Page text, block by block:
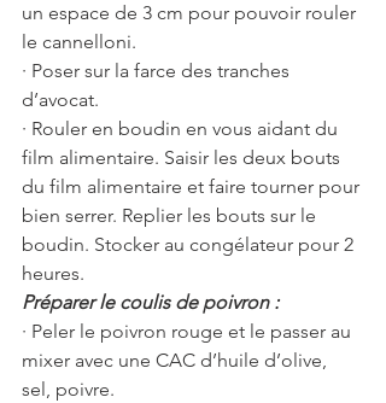
un espace de 3 cm pour pouvoir rouler
le cannelloni.
· Poser sur la farce des tranches
d’avocat.
· Rouler en boudin en vous aidant du
film alimentaire. Saisir les deux bouts
du film alimentaire et faire tourner pour
bien serrer. Replier les bouts sur le
boudin. Stocker au congélateur pour 2
heures.
Préparer le coulis de poivron :
· Peler le poivron rouge et le passer au
mixer avec une CAC d’huile d’olive,
sel, poivre.